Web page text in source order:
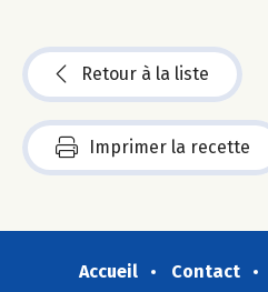
Retour à la liste
Imprimer la recette
Accueil Contact